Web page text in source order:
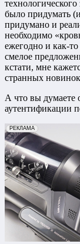
было придумать
придумано и
необходимо
ежегодно и как-
смелое
кстати, мне
странных
А что вы думаете
аутентификации
erid: 2VfnxxmNzs5
РЕКЛАМА